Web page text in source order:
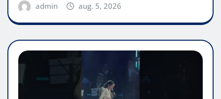
admin aug. 5, 2026